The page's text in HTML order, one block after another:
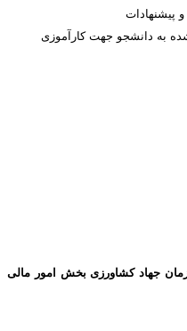
پیشنهادات
به دانشجو جهت کارآموزی
جهاد کشاورزی بخش امور مالی